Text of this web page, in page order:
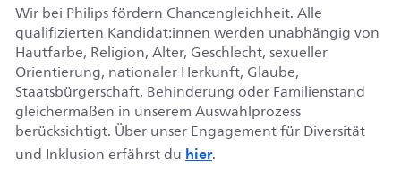
Wir bei Philips fördern Chancengleichheit. Alle
qualifizierten Kandidat:innenwerden unabhängig von
Hautfarbe, Religion, Alter, Geschlecht, sexueller
Orientierung, nationaler Herkunft, Glaube,
Staatsbürgerschaft, Behinderung oder Familienstand
gleichermaßen in unserem Auswahlprozess
berücksichtigt. Über unser Engagement für Diversität
und Inklusion erfährst duhier.